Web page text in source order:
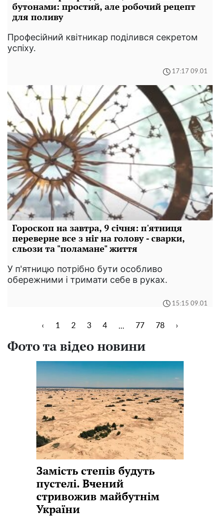
бутонами: простий, але робочий рецепт
для поливу
Професійний квітникар поділився секретом
успіху.
17:17 09.01
Гороскоп на завтра, 9 січня: п'ятниця
переверне все з ніг на голову - сварки,
сльози та "поламане" життя
У п'ятницю потрібно бути особливо
обережними і тримати себе в руках.
15:15 09.01
‹ 1 2 3 4 ... 77 78 ›
Фото та відео новини
Замість степів будуть
пустелі. Вчений
стривожив майбутнім
України